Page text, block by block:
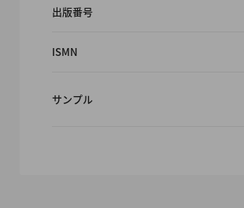
出版番号
ISMN
サンプル